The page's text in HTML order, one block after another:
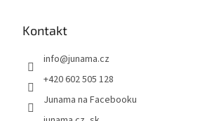
Kontakt
info@junama.cz
+420 602 505 128
Junama na Facebooku